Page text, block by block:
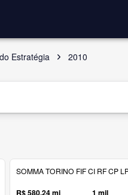
Estratégia 2010
SOMMA TORINO FIF CI RF CP
R$ 580,24 mi 1 mil